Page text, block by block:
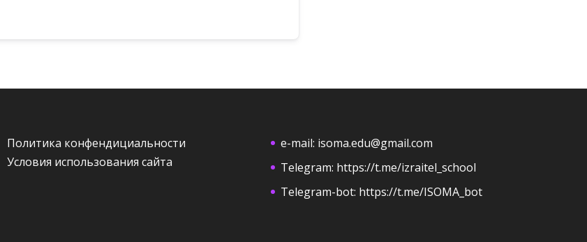
Политика конфендициальности
Условия использования сайта
e-mail: isoma.edu@gmail.com
Telegram: https://t.me/izraitel_school
Telegram-bot: https://t.me/ISOMA_bot